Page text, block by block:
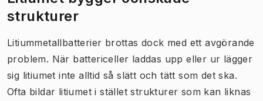
strukturer
Litiummetallbatterier brottas dock med ett avgörande
problem. När battericeller laddas upp eller ur lägger
sig litiumet inte alltid så slätt och tätt som det ska.
Ofta bildar litiumet i stället strukturer som kan liknas